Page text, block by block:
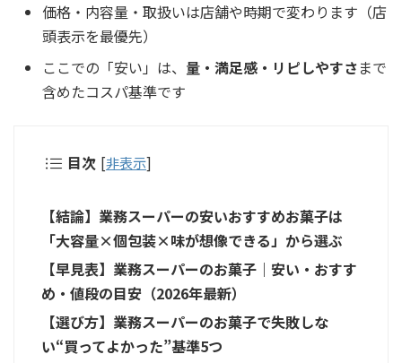
価格・内容量・取扱いは店舗や時期で変わります（店
頭表示を最優先）
ここでの「安い」は、 量・満足感・リピしやすさまで
含めたコスパ基準です
目次 [非表示]
【結論】業務スーパーの安いおすすめお菓子は
「大容量×個包装×味が想像できる」から選ぶ
【早見表】業務スーパーのお菓子｜安い・おすす
め・値段の目安（2026年最新）
【選び方】業務スーパーのお菓子で失敗しな
い“買ってよかった”基準5つ